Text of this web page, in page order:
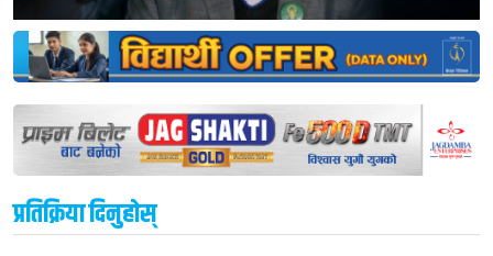
प्रतिक्रिया दिनुहोस्